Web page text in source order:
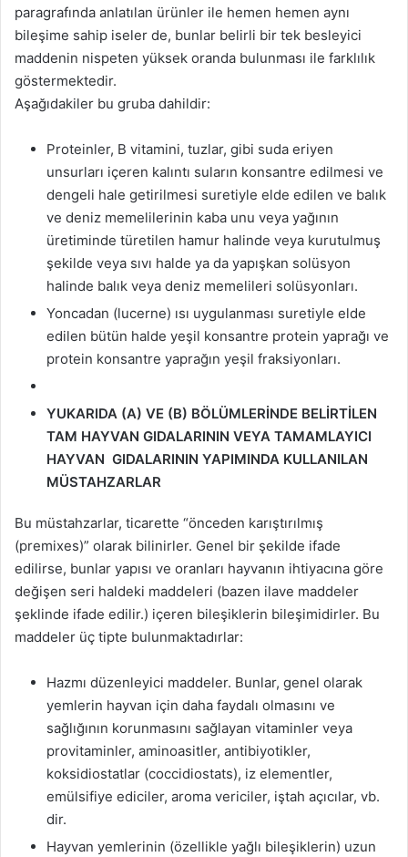
paragrafında anlatılan ürünler ile hemen hemen aynı
bileşime sahip iseler de, bunlar belirli bir tek besleyici
maddenin nispeten yüksek oranda bulunması ile farklılık
göstermektedir.
Aşağıdakiler bu gruba dahildir:
Proteinler, B vitamini, tuzlar, gibi suda eriyen
unsurları içeren kalıntı suların konsantre edilmesi ve
dengeli hale getirilmesi suretiyle elde edilen ve balık
ve deniz memelilerinin kaba unu veya yağının
üretiminde türetilen hamur halinde veya kurutulmuş
şekilde veya sıvı halde ya da yapışkan solüsyon
halinde balık veya deniz memelileri solüsyonları.
Yoncadan (lucerne) ısı uygulanması suretiyle elde
edilen bütün halde yeşil konsantre protein yaprağı ve
protein konsantre yaprağın yeşil fraksiyonları.
YUKARIDA (A) VE (B) BÖLÜMLERİNDE BELİRTİLEN
TAM HAYVAN GIDALARININ VEYA TAMAMLAYICI
HAYVAN GIDALARININ YAPIMINDA KULLANILAN
MÜSTAHZARLAR
Bu müstahzarlar, ticarette “önceden karıştırılmış
(premixes)” olarak bilinirler. Genel bir şekilde ifade
edilirse, bunlar yapısı ve oranları hayvanın ihtiyacına göre
değişen seri haldeki maddeleri (bazen ilave maddeler
şeklinde ifade edilir.) içeren bileşiklerin bileşimidirler. Bu
maddeler üç tipte bulunmaktadırlar:
Hazmı düzenleyici maddeler. Bunlar, genel olarak
yemlerin hayvan için daha faydalı olmasını ve
sağlığının korunmasını sağlayan vitaminler veya
provitaminler, aminoasitler, antibiyotikler,
koksidiostatlar (coccidiostats), iz elementler,
emülsifiye ediciler, aroma vericiler, iştah açıcılar, vb.
dir.
Hayvan yemlerinin (özellikle yağlı bileşiklerin) uzun